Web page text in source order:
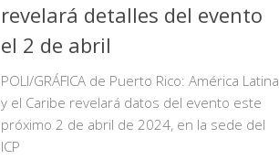
revelará detalles del evento
el 2 de abril
POLI/GRÁFICA de Puerto Rico: América Latina
y el Caribe revelará datos del evento este
próximo 2 de abril de 2024, en la sede del
ICP